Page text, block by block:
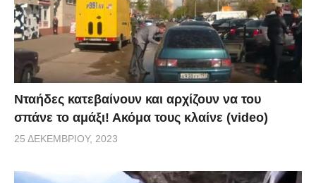
Νταήδες κατεβαίνουν και αρχίζουν να του
σπάνε το αμάξι! Ακόμα τους κλαίνε (video)
25 ΔΕΚΕΜΒΡΊΟΥ, 2023